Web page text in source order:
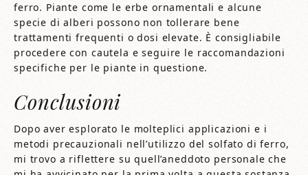
ferro. Piante come le erbe ornamentali e alcune
specie di alberi possono non tollerare bene
trattamenti frequenti o dosi elevate. È consigliabile
procedere con cautela e seguire le raccomandazioni
specifiche per le piante in questione.
Conclusioni
Dopo aver esplorato le molteplici applicazioni e i
metodi precauzionali nell’utilizzo del solfato di ferro,
mi trovo a riflettere su quell’aneddoto personale che